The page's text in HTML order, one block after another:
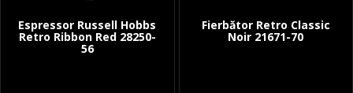
Espressor Russell Hobbs
Retro Ribbon Red 28250-
56
Fierbător Retro Classic
Noir 21671-70